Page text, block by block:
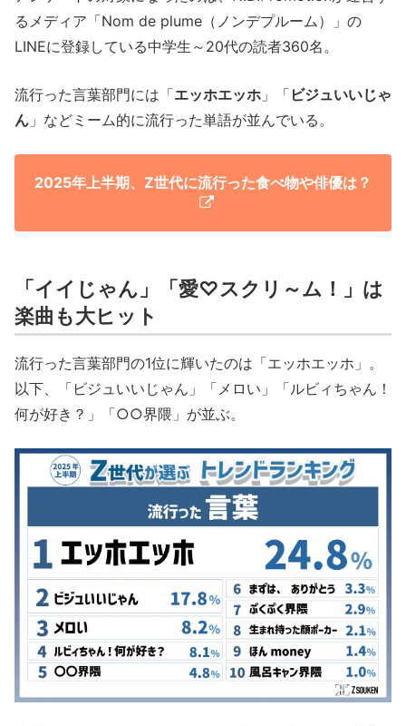
るメディア「Nom de plume（ノンデプルーム）」の
LINEに登録している中学生～20代の読者360名。
流行った言葉部門には「エッホエッホ 」「 ビジュいいじゃ
ん 」などミーム的に流行った単語が並んでいる。
2025年上半期、Z世代に流行った食べ物や俳優は？
「イイじゃん」「愛♡スクリ～ム！」は
楽曲も大ヒット
流行った言葉部門の1位に輝いたのは「エッホエッホ」。
以下、「ビジュいいじゃん」「メロい」「ルビィちゃん！
何が好き？」「○○界隈」が並ぶ。